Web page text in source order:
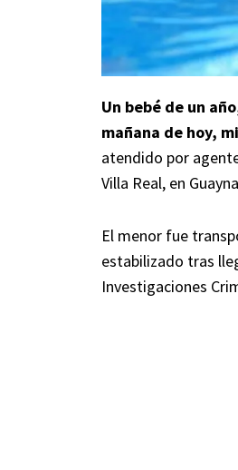
Un bebé de un
mañana de hoy,
atendido por
Villa Real, en
El menor fue
estabilizado tras
Investigaciones